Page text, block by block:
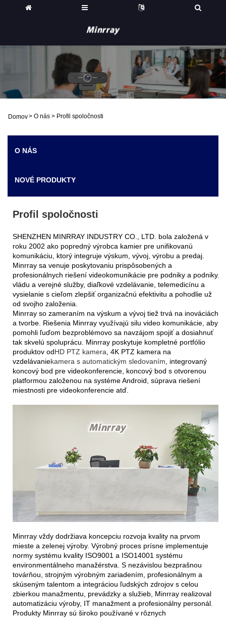
Domov> O nás > Profil spoločnosti
O NÁS
NOVÉ PRODUKTY
Profil spoločnosti
SHENZHEN MINRRAY INDUSTRY CO., LTD. bola založená v
roku 2002 ako popredný výrobca kamier pre unifikovanú
komunikáciu, ktorý integruje výskum, vývoj, výrobu a predaj.
Minrray sa venuje poskytovaniu prispôsobených a
profesionálnych riešení videokomunikácie pre podniky a podniky,
vládu a verejné služby, diaľkové vzdelávanie, telemedicínu a
vysielanie s cieľom zlepšiť organizačnú efektivitu a pohodlie už
od svojho založenia.
Minrray so zameraním na výskum a vývoj tiež trvá na inováciách
a tvorbe. Riešenia Minrray využívajú silu video komunikácie, aby
pomohli ľuďom bezproblémovo sa navzájom spojiť a dosiahnuť
tak skvelú spoluprácu. Minrray poskytuje kompletné portfólio
produktov odHD PTZ kamera , 4K PTZ kamera na
vzdelávaniekamera s automatickým sledovaním , integrovaný
koncový bod pre videokonferencie, koncový bod s otvorenou
platformou založenou na systéme Android, súprava riešení
miestnosti pre videokonferencie atď.
Minrray vždy dodržiava koncepciu rozvoja kvality na prvom
mieste a zelenej výroby. Výrobný proces prísne implementuje
normy systému kvality ISO9001 a ISO14001 systému
environmentálneho manažérstva. S nezávislou bezprašnou
továrňou, strojným výrobným zariadením, profesionálnym a
skúseným talentom a integráciou ľudských zdrojov s celou
zbierkou manažmentu, prevádzky a služieb, Minrray realizoval
automatizáciu výroby, IT manažment a profesionálny personál.
Produkty Minrray sú široko používané v rôznych